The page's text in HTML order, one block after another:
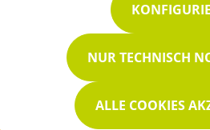
NUR TECHNISCH
ALLE COOKIES